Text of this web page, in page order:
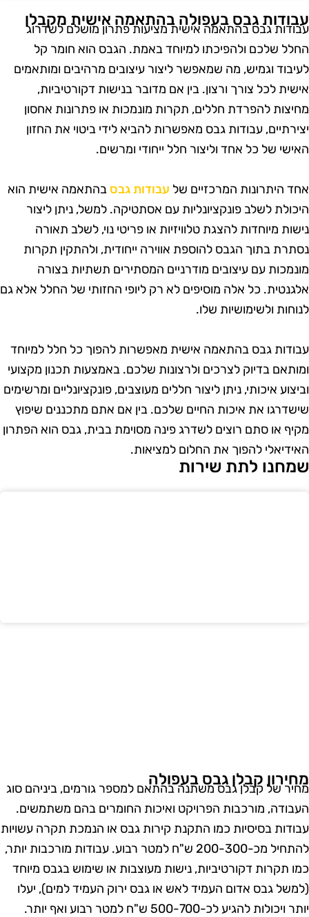
גבס בעפולה בהתאמה אישית מקבלן
גבס בהתאמה אישית מציעות פתרון מושלם לשדרוג
שלכם ולהפיכתו למיוחד באמת. הגבס הוא חומר קל
וגמיש, מה שמאפשר ליצור עיצובים מרהיבים ומותאמים
לכל צורך ורצון. בין אם מדובר בנישות דקורטיביות,
להפרדת חללים, תקרות מונמכות או פתרונות אחסון
עבודות גבס מאפשרות להביא לידי ביטוי את החזון
של כל אחד וליצור חלל ייחודי ומרשים.
היתרונות המרכזיים שלעבודות גבסבהתאמה אישית הוא
לשלב פונקציונליות עם אסתטיקה. למשל, ניתן ליצור
מיוחדות להצגת טלוויזיות או פריטי נוי, לשלב תאורה
בתוך הגבס להוספת אווירה ייחודית, ולהתקין תקרות
עם עיצובים מודרניים המסתירים תשתיות בצורה
כל אלה מוסיפים לא רק ליופי החזותי של החלל אלא גם
ולשימושיות שלו.
גבס בהתאמה אישית מאפשרות להפוך כל חלל למיוחד
בדיוק לצרכים ולרצונות שלכם. באמצעות תכנון מקצועי
איכותי, ניתן ליצור חללים מעוצבים, פונקציונליים ומרשימים
את איכות החיים שלכם. בין אם אתם מתכננים שיפוץ
או סתם רוצים לשדרג פינה מסוימת בבית, גבס הוא הפתרון
להפוך את החלום למציאות.
לתת שירות
קבלן גבס בעפולה
של קבלן גבס משתנה בהתאם למספר גורמים, ביניהם סוג
מורכבות הפרויקט ואיכות החומרים בהם משתמשים.
בסיסיות כמו התקנת קירות גבס או הנמכת תקרה עשויות
להתחיל מכ-200-300 ש"ח למטר רבוע. עבודות מורכבות יותר,
תקרות דקורטיביות, נישות מעוצבות או שימוש בגבס מיוחד
גבס אדום העמיד לאש או גבס ירוק העמיד למים), יעלו
יותר ויכולות להגיע לכ-500-700 ש"ח למטר רבוע ואף יותר.